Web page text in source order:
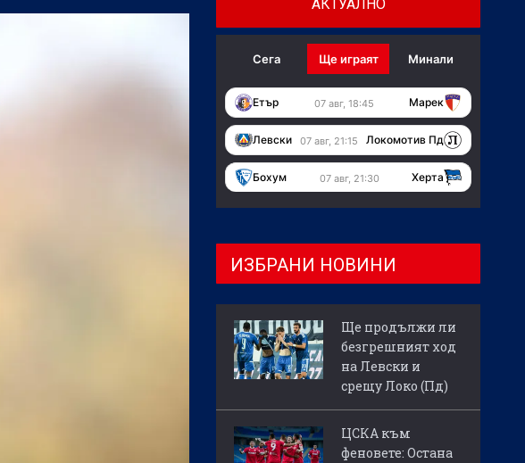
АКТУАЛНО
Сега Ще играят Минали
Етър 07 авг, 18:45 Марек
Левски 07 авг, 21:15 Локомотив Пд
Бохум 07 авг, 21:30 Херта
ИЗБРАНИ НОВИНИ
Ще продължи ли
безгрешният ход
на Левски и
срещу Локо (Пд)
ЦСКА към
феновете: Остана